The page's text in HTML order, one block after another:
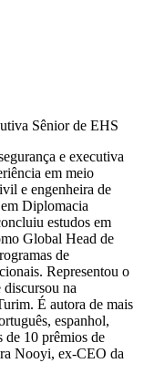
Sênior de EHS
e executiva
em meio
e engenheira de
Diplomacia
estudos em
Global Head de
de
Representou o
na
É autora de mais
espanhol,
de 10 prêmios de
Nooyi, ex-CEO da